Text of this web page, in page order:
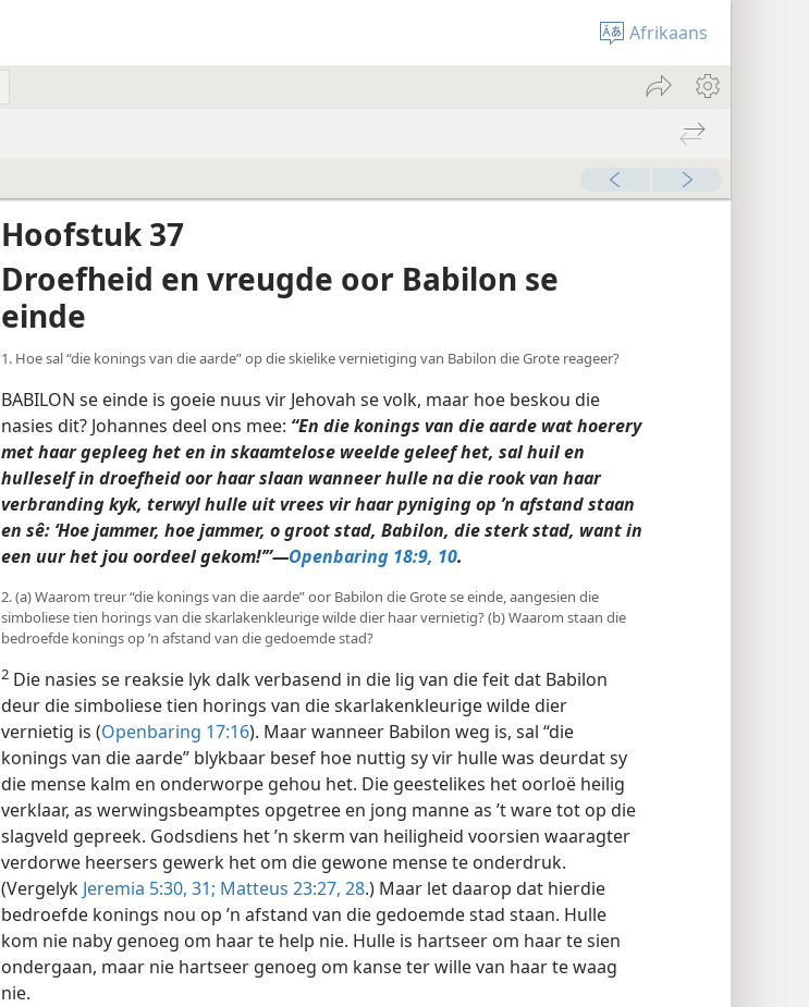
Afrikaans
Hoofstuk 37
Droefheid en vreugde oor Babilon se
einde
1. Hoe sal “die konings van die aarde” op die skielike vernietiging van Babilon die Grote reageer?
BABILON se einde is goeie nuus vir Jehovah se volk, maar hoe beskou die
nasies dit? Johannes deel ons mee: “En die konings van die aarde wat hoerery
met haar gepleeg het en in skaamtelose weelde geleef het, sal huil en
hulleself in droefheid oor haar slaan wanneer hulle na die rook van haar
verbranding kyk, terwyl hulle uit vrees vir haar pyniging op ’n afstand staan
en sê: ‘Hoe jammer, hoe jammer, o groot stad, Babilon, die sterk stad, want in
een uur het jou oordeel gekom!’”—Openbaring 18:9, 10.
2. (a) Waarom treur “die konings van die aarde” oor Babilon die Grote se einde, aangesien die
simboliese tien horings van die skarlakenkleurige wilde dier haar vernietig? (b) Waarom staan die
bedroefde konings op ’n afstand van die gedoemde stad?
2 Die nasies se reaksie lyk dalk verbasend in die lig van die feit dat Babilon
deur die simboliese tien horings van die skarlakenkleurige wilde dier
vernietig is (Openbaring 17:16). Maar wanneer Babilon weg is, sal “die
konings van die aarde” blykbaar besef hoe nuttig sy vir hulle was deurdat sy
die mense kalm en onderworpe gehou het. Die geestelikes het oorloë heilig
verklaar, as werwingsbeamptes opgetree en jong manne as ’t ware tot op die
slagveld gepreek. Godsdiens het ’n skerm van heiligheid voorsien waaragter
verdorwe heersers gewerk het om die gewone mense te onderdruk.
(Vergelyk Jeremia 5:30, 31; Matteus 23:27, 28.) Maar let daarop dat hierdie
bedroefde konings nou op ’n afstand van die gedoemde stad staan. Hulle
kom nie naby genoeg om haar te help nie. Hulle is hartseer om haar te sien
ondergaan, maar nie hartseer genoeg om kanse ter wille van haar te waag
nie.